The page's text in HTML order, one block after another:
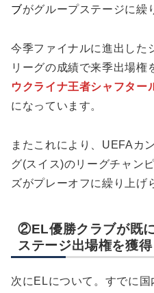
ブがグループステージに繰
今季ファイナルに進出した
リーグの成績で来季出場権
ウクライナ王者シャフター
になっています。
またこれにより、UEFAカ
グ(スイス)のリーグチャン
ズがプレーオフに繰り上げ
②EL優勝クラブが既
ステージ出場権を獲
次にELについて。すでに